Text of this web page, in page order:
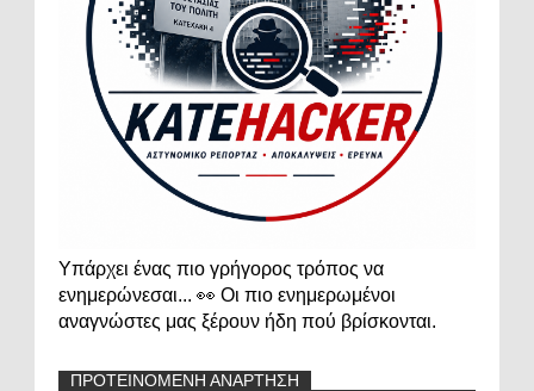
Υπάρχει ένας πιο γρήγορος τρόπος να
ενημερώνεσαι... 👀 Οι πιο ενημερωμένοι
αναγνώστες μας ξέρουν ήδη πού βρίσκονται.
ΠΡΟΤΕΙΝΟΜΕΝΗ ΑΝΑΡΤΗΣΗ